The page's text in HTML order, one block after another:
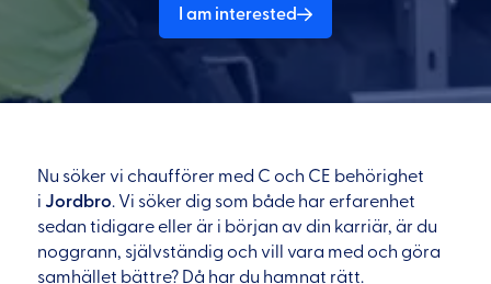
I am interested
Nu söker vi chaufförer med C och CE behörighet
i Jordbro. Vi söker dig som både har erfarenhet
sedan tidigare eller är i början av din karriär, är du
noggrann, självständig och vill vara med och göra
samhället bättre? Då har du hamnat rätt.